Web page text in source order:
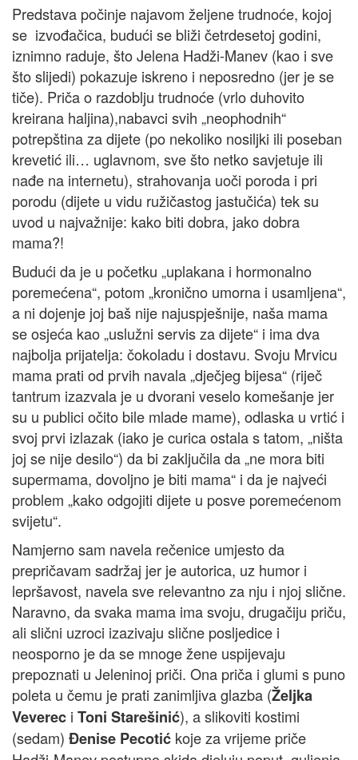
Predstava počinje najavom željene trudnoće, kojoj
se izvođačica, budući se bliži četrdesetoj godini,
iznimno raduje, što Jelena Hadži-Manev (kao i sve
što slijedi) pokazuje iskreno i neposredno (jer je se
tiče). Priča o razdoblju trudnoće (vrlo duhovito
kreirana haljina),nabavci svih „neophodnih“
potrepština za dijete (po nekoliko nosiljki ili poseban
krevetić ili… uglavnom, sve što netko savjetuje ili
nađe na internetu), strahovanja uoči poroda i pri
porodu (dijete u vidu ružičastog jastučića) tek su
uvod u najvažnije: kako biti dobra, jako dobra
mama?!
Budući da je u početku „uplakana i hormonalno
poremećena“, potom „kronično umorna i usamljena“,
a ni dojenje joj baš nije najuspješnije, naša mama
se osjeća kao „uslužni servis za dijete“ i ima dva
najbolja prijatelja: čokoladu i dostavu. Svoju Mrvicu
mama prati od prvih navala „dječjeg bijesa“ (riječ
tantrum izazvala je u dvorani veselo komešanje jer
su u publici očito bile mlade mame), odlaska u vrtić i
svoj prvi izlazak (iako je curica ostala s tatom, „ništa
joj se nije desilo“) da bi zaključila da „ne mora biti
supermama, dovoljno je biti mama“ i da je najveći
problem „kako odgojiti dijete u posve poremećenom
svijetu“.
Namjerno sam navela rečenice umjesto da
prepričavam sadržaj jer je autorica, uz humor i
lepršavost, navela sve relevantno za nju i njoj slične.
Naravno, da svaka mama ima svoju, drugačiju priču,
ali slični uzroci izazivaju slične posljedice i
neosporno je da se mnoge žene uspijevaju
prepoznati u Jeleninoj priči. Ona priča i glumi s puno
poleta u čemu je prati zanimljiva glazba (Željka
Veverec i Toni Starešinić), a slikoviti kostimi
(sedam) Đenise Pecotić koje za vrijeme priče